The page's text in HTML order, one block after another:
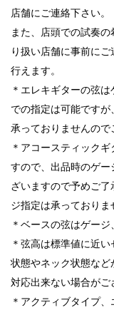
店舗にご連絡下さい。
また、店頭での試奏
り扱い店舗に事前に
行えます。
＊エレキギターの弦
での指定は可能です
承っておりませんので
＊アコースティック
すので、出品時のゲ
ざいますので予めご
ジ指定は承っておりま
＊ベースの弦はゲージ
＊弦高は標準値に近
状態やネック状態な
対応出来ない場合がご
＊アクティブタイプ